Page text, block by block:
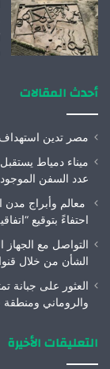
أحدث المقالات
مصر تدين
عدد السفن الموجودة
معالم وأبراج مدن
احتفاءً بتوقيع
التواصل مع الجهاز
الشأن من خلال
العثور على جبانة
والروماني ومنطقة
التعليقات الأخيرة